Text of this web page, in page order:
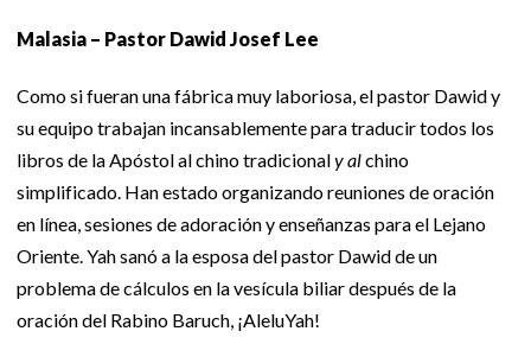
Malasia – Pastor Dawid Josef Lee
Como si fueran una fábrica muy laboriosa, el pastor Dawid y
su equipo trabajan incansablemente para traducir todos los
libros de la Apóstol al chino tradicionaly alchino
simplificado. Han estado organizando reuniones de oración
en línea, sesiones de adoración y enseñanzas para el Lejano
Oriente. Yah sanó a la esposa del pastor Dawid de un
problema de cálculos en la vesícula biliar después de la
oración del Rabino Baruch, ¡AleluYah!